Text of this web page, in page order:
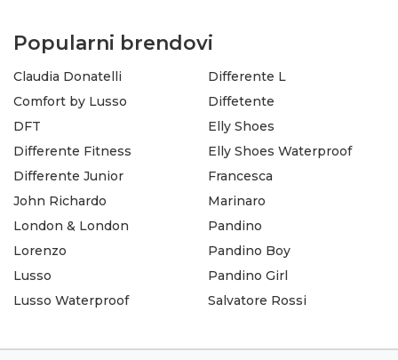
Popularni brendovi
Claudia Donatelli
Comfort by Lusso
DFT
Differente Fitness
Differente Junior
Differente L
Diffetente
Elly Shoes
Elly Shoes Waterproof
Francesca
John Richardo
London & London
Lorenzo
Lusso
Lusso Waterproof
Marinaro
Pandino
Pandino Boy
Pandino Girl
Salvatore Rossi